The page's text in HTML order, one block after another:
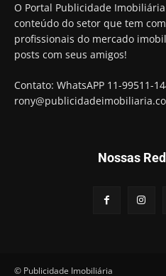
O Portal Publicidade
conteúdo do setor que tem
profissionais do mercado
posts com seus amigos!
Contato: WhatsAPP 11-99511-
Nossas
© Publicidade Imobiliária